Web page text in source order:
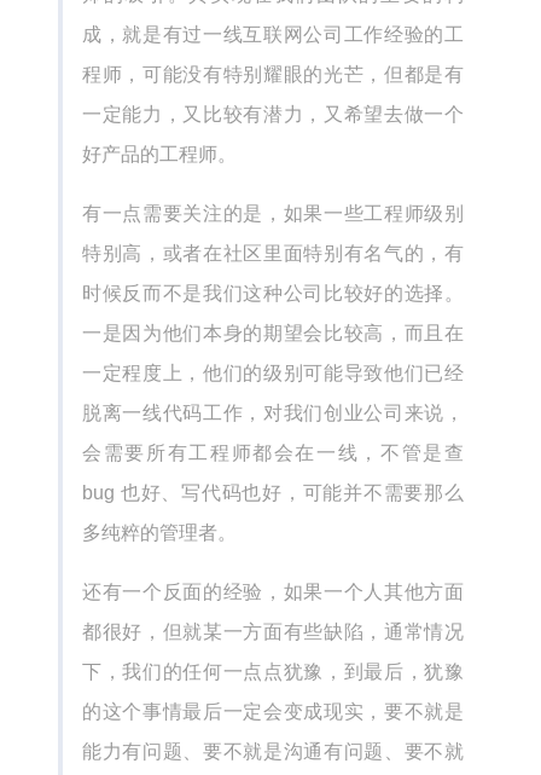
成，就是有过一线互联网公司工作经验的工
程师，可能没有特别耀眼的光芒，但都是有
一定能力，又比较有潜力，又希望去做一个
好产品的工程师。
有一点需要关注的是，如果一些工程师级别
特别高，或者在社区里面特别有名气的，有
时候反而不是我们这种公司比较好的选择。
一是因为他们本身的期望会比较高，而且在
一定程度上，他们的级别可能导致他们已经
脱离一线代码工作，对我们创业公司来说，
会需要所有工程师都会在一线，不管是查
bug 也好、写代码也好，可能并不需要那么
多纯粹的管理者。
还有一个反面的经验，如果一个人其他方面
都很好，但就某一方面有些缺陷，通常情况
下，我们的任何一点点犹豫，到最后，犹豫
的这个事情最后一定会变成现实，要不就是
能力有问题、要不就是沟通有问题、要不就